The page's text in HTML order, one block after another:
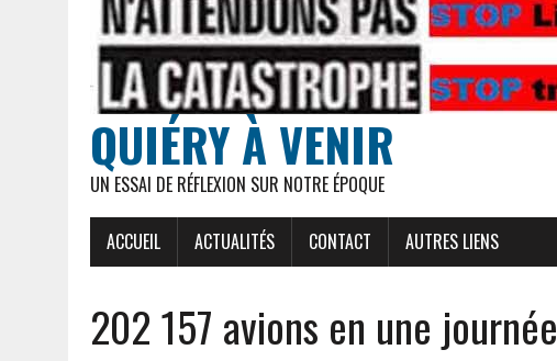
QUIÉRY À VENIR
UN ESSAI DE RÉFLEXION SUR NOTRE ÉPOQUE
ACCUEIL ACTUALITÉS CONTACT AUTRES LIENS
202 157 avions en une journée